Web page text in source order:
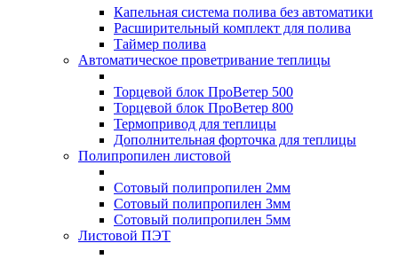
Капельная система полива без автоматики
Расширительный комплект для полива
Таймер полива
Автоматическое проветривание теплицы
Торцевой блок ПроВетер 500
Торцевой блок ПроВетер 800
Термопривод для теплицы
Дополнительная форточка для теплицы
Полипропилен листовой
Сотовый полипропилен 2мм
Сотовый полипропилен 3мм
Сотовый полипропилен 5мм
Листовой ПЭТ